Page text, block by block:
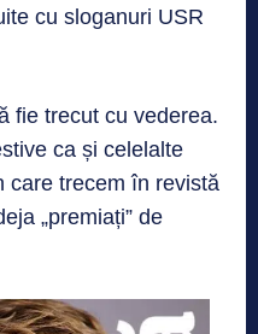
cu sloganuri USR
fie trecut cu vederea.
ca și celelalte
care trecem în revistă
„premiați” de